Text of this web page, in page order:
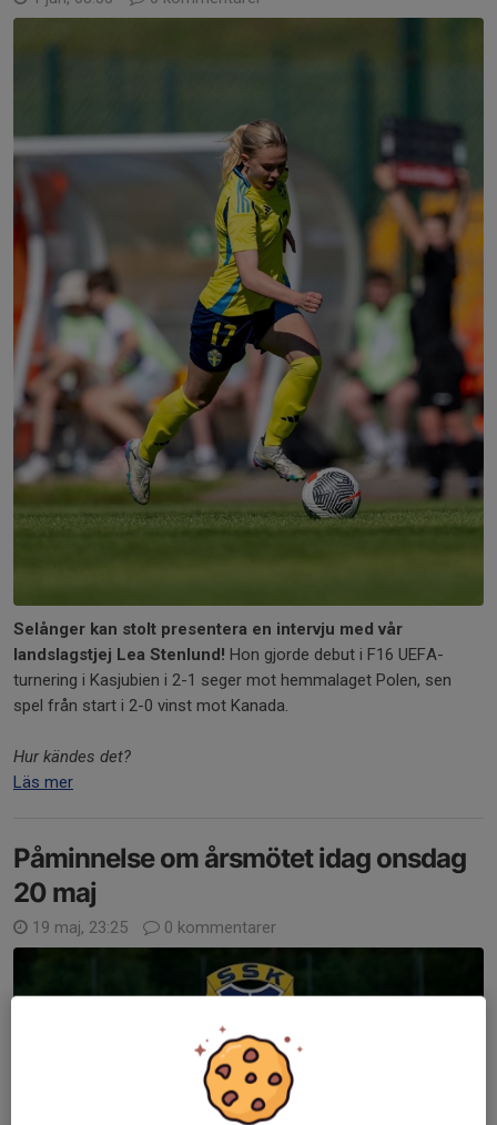
Selånger kan stolt presentera en intervju med vår
landslagstjej Lea Stenlund! Hon gjorde debut i F16 UEFA-
turnering i Kasjubien i 2-1 seger mot hemmalaget Polen, sen
spel från start i 2-0 vinst mot Kanada.
Hur kändes det?
Läs mer
Påminnelse om årsmötet idag onsdag
20 maj
19 maj, 23:25 0 kommentarer